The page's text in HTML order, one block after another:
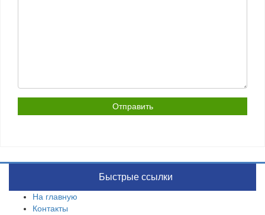
Быстрые ссылки
На главную
Контакты